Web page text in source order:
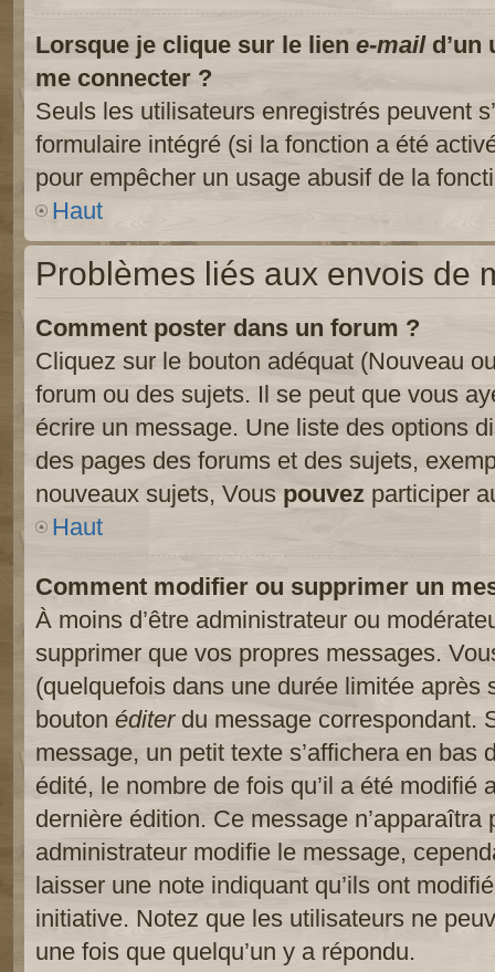
Lorsque je clique sur le lien e-maild’un
me connecter ?
Seuls les utilisateurs enregistrés peuvent
formulaire intégré (si la fonction a été
pour empêcher un usage abusif de la
Haut
Problèmes liés aux envois de
Comment poster dans un forum ?
Cliquez sur le bouton adéquat (Nouveau
forum ou des sujets. Il se peut que vous
écrire un message. Une liste des options
des pages des forums et des sujets,
nouveaux sujets, Vous pouvez participer
Haut
Comment modifier ou supprimer un
À moins d’être administrateur ou
supprimer que vos propres messages.
(quelquefois dans une durée limitée après
bouton éditerdu message correspondant.
message, un petit texte s’affichera en bas
édité, le nombre de fois qu’il a été modifié
dernière édition. Ce message
administrateur modifie le message,
laisser une note indiquant qu’ils ont
initiative. Notez que les utilisateurs ne
une fois que quelqu’un y a répondu.